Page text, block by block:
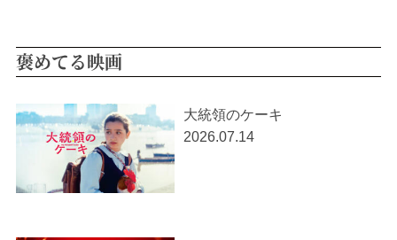
褒めてる映画
大統領のケーキ
2026.07.14